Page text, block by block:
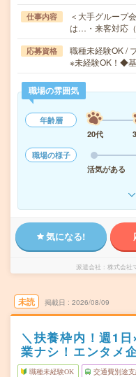
仕事内容
＜大手グループ
は…・来客対応
応募資格
職種未経験OK /
※未経験OK！◆
職場の雰囲気
年齢層
20代
職場の様子
活気がある
気になる!
派遣会社 株式会社
未読 掲載日 2026/08/09
＼扶養枠内！週1
業ナシ！エンタメ
職種未経験OK 交通費別途支